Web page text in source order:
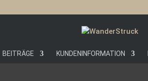
BEITRÄGE KUNDENINFORMATION